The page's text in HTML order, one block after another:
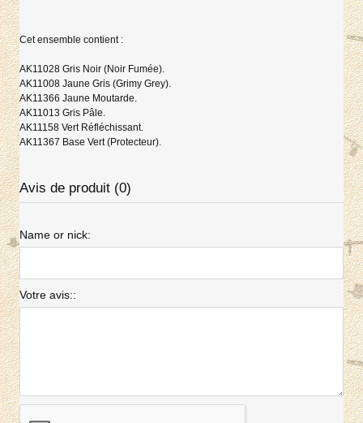
Cet ensemble contient :
AK11028 Gris Noir (Noir Fumée).
AK11008 Jaune Gris (Grimy Grey).
AK11366 Jaune Moutarde.
AK11013 Gris Pâle.
AK11158 Vert Réfléchissant.
AK11367 Base Vert (Protecteur).
Avis de produit (0)
Name or nick:
Votre avis::